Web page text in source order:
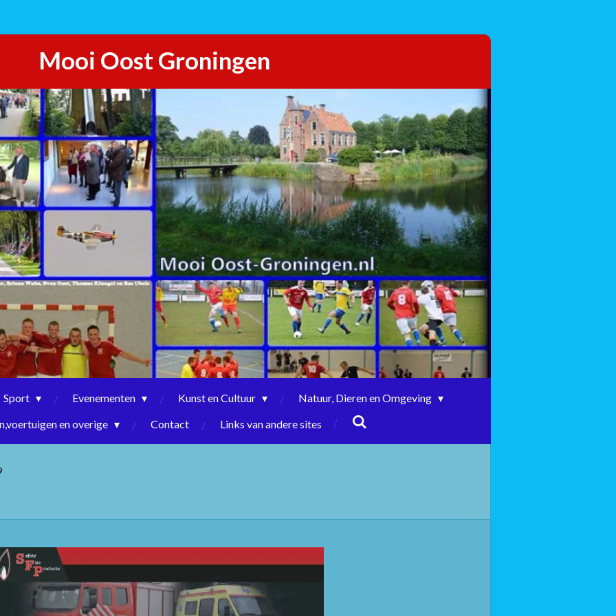
Mooi Oost Groningen
Sport Evenementen Kunst en Cultuur
Natuur, Dieren en Omgeving
en overige
Contact Links van andere sites